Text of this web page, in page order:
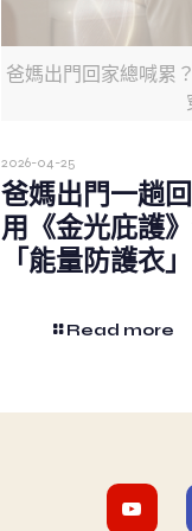
爸媽出門回家總喊累
2026-04-25
爸媽出門一趟
用《金光庇護
「能量防護衣」
Read more